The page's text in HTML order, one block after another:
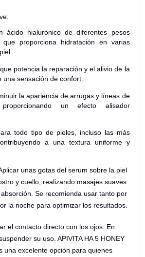
ácido hialurónico de diferentes pesos
que proporciona hidratación en varias
potencia la reparación y el alivio de la
una sensación de confort.
la apariencia de arrugas y líneas de
proporcionando un efecto alisador
todo tipo de pieles, incluso las más
a una textura uniforme y
unas gotas del serum sobre la piel
y cuello, realizando masajes suaves
Se recomienda usar tanto por
la noche para optimizar los resultados.
el contacto directo con los ojos. En
su uso. APIVITA HA 5 HONEY
una excelente opción para quienes